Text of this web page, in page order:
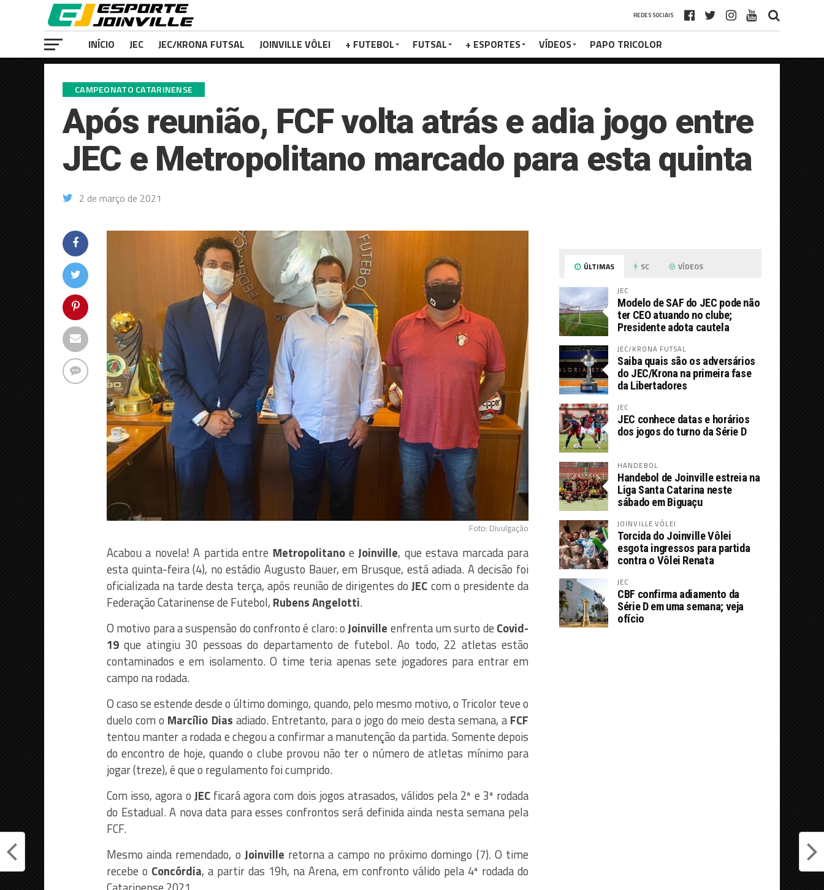
REDES SOCIAIS
INÍCIO JEC JEC/KRONA FUTSAL JOINVILLE VÔLEI + FUTEBOL FUTSAL + ESPORTES VÍDEOS PAPO TRICOLOR
CAMPEONATO CATARINENSE
Após reunião, FCF volta atrás e adia jogo entre
JEC e Metropolitano marcado para esta quinta
2 de março de 2021
Foto: Divulgação
Acabou a novela! A partida entre MetropolitanoeJoinville, que estava marcada para
esta quinta-feira (4), no estádio Augusto Bauer, em Brusque, está adiada. A decisão foi
oficializada na tarde desta terça, após reunião de dirigentes doJEC com o presidente da
Federação Catarinense de Futebol, Rubens Angelotti.
O motivo para a suspensão do confronto é claro: oJoinville enfrenta um surto de Covid-
19 que atingiu 30 pessoas do departamento de futebol. Ao todo, 22 atletas estão
contaminados e em isolamento. O time teria apenas sete jogadores para entrar em
campo na rodada.
O caso se estende desde o último domingo, quando, pelo mesmo motivo, o Tricolor teve o
duelo com o Marcílio Dias adiado. Entretanto, para o jogo do meio desta semana, a FCF
tentou manter a rodada e chegou a confirmar a manutenção da partida. Somente depois
do encontro de hoje, quando o clube provou não ter o número de atletas mínimo para
jogar (treze), é que o regulamento foi cumprido.
Com isso, agora o JECficará agora com dois jogos atrasados, válidos pela 2ª e 3ª rodada
do Estadual. A nova data para esses confrontos será definida ainda nesta semana pela
FCF.
Mesmo ainda remendado, o Joinville retorna a campo no próximo domingo (7). O time
recebe o Concórdia, a partir das 19h, na Arena, em confronto válido pela 4ª rodada do
ÚLTIMAS SC VÍDEOS
JEC
Modelo de SAF do JEC pode não
ter CEO atuando no clube;
Presidente adota cautela
JEC/KRONA FUTSAL
Saiba quais são os adversários
do JEC/Krona na primeira fase
da Libertadores
JEC
JEC conhece datas e horários
dos jogos do turno da Série D
HANDEBOL
Handebol de Joinville estreia na
Liga Santa Catarina neste
sábado em Biguaçu
JOINVILLE VÔLEI
Torcida do Joinville Vôlei
esgota ingressos para partida
contra o Vôlei Renata
JEC
CBF confirma adiamento da
Série D em uma semana; veja
ofício